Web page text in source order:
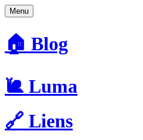
Menu
🏠 Blog
🐌 Luma
🔗 Liens